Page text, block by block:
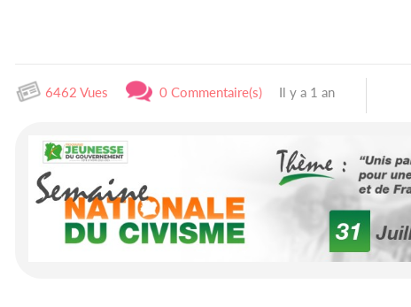
6462 Vues 0 Commentaire(s) Il y a 1 an